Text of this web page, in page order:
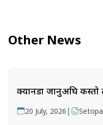
Other News
क्यानडा जानुअघि कस्तो
20 July, 2026 |